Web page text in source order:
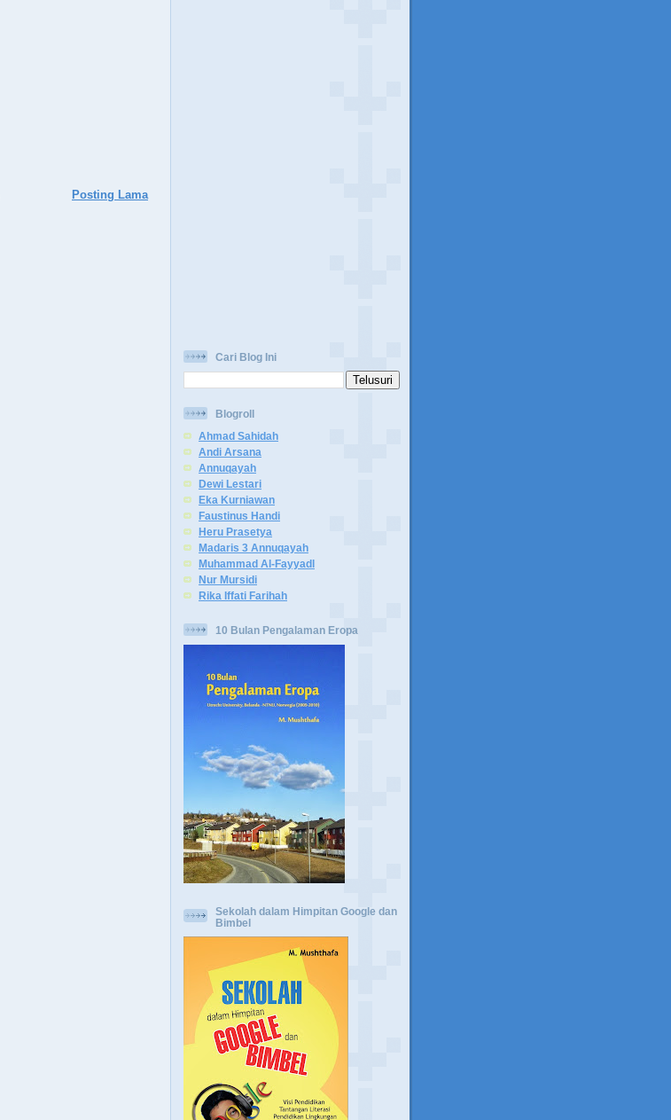
Posting Lama
Cari Blog Ini
Blogroll
Ahmad Sahidah
Andi Arsana
Annuqayah
Dewi Lestari
Eka Kurniawan
Faustinus Handi
Heru Prasetya
Madaris 3 Annuqayah
Muhammad Al-Fayyadl
Nur Mursidi
Rika Iffati Farihah
10 Bulan Pengalaman Eropa
Sekolah dalam Himpitan Google dan
Bimbel